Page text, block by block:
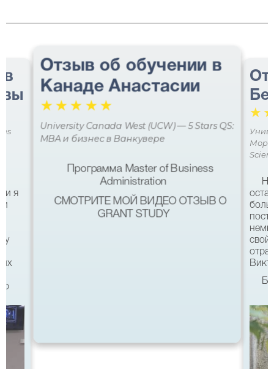
в
я
и
в
Отзыв об обучении в
Канаде Анастасии
☆☆☆ ☆☆
University Canada West (UCW) — 5 Stars QS:
MBA и бизнес в Ванкувере
Программа Master of Business
Administration
СМОТРИТЕ МОЙ ВИДЕО ОТЗЫВ О
GRANT STUDY
☆
Мора
свой
Все